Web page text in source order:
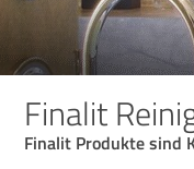
Finalit
Finalit Produkte sind